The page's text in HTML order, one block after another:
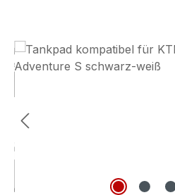
Bildergalerie überspringen